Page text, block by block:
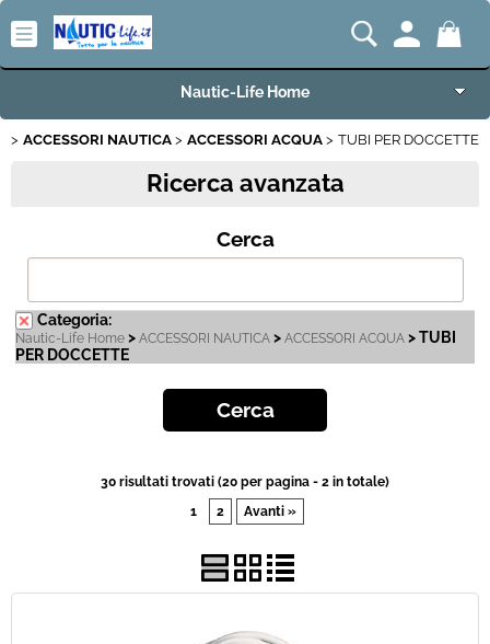
Nautic-Life Home
Accessori e Ricambi
Carrelli Porta Barca
Offerte del Mese
Convenzioni
Pronta Consegna
ACCESSORI NAUTICA ACCESSORI ACQUA TUBI PER DOCCETTE
Ricerca avanzata
Cerca
Categoria:
Nautic-Life Home > ACCESSORI NAUTICA > ACCESSORI ACQUA > TUBI
PER DOCCETTE
30 risultati trovati (20 per pagina - 2 in totale)
1
2 Avanti »